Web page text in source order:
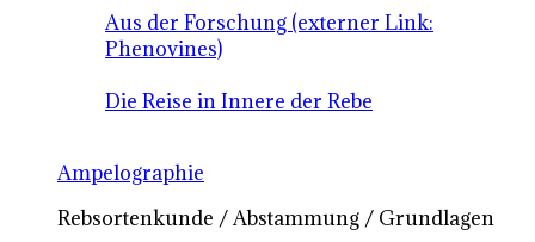
Aus der Forschung (externer Link:
Phenovines)
Die Reise in Innere der Rebe
Ampelographie
Rebsortenkunde / Abstammung / Grundlagen